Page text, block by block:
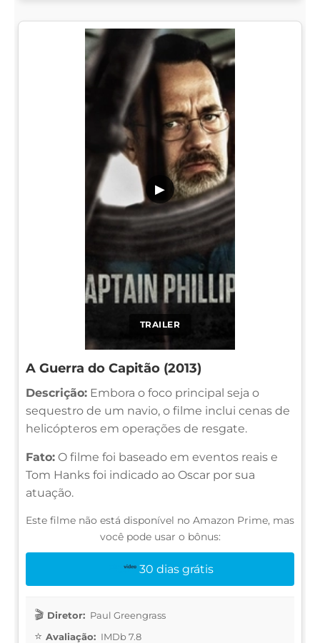
TRAILER
▶
A Guerra do Capitão (2013)
Descrição: Embora o foco principal seja o
sequestro de um navio, o filme inclui cenas de
helicópteros em operações de resgate.
Fato: O filme foi baseado em eventos reais e
Tom Hanks foi indicado ao Oscar por sua
atuação.
Este filme não está disponível no Amazon Prime, mas
você pode usar o bônus:
30 dias grátis
Diretor: Paul Greengrass
Avaliação: IMDb 7.8